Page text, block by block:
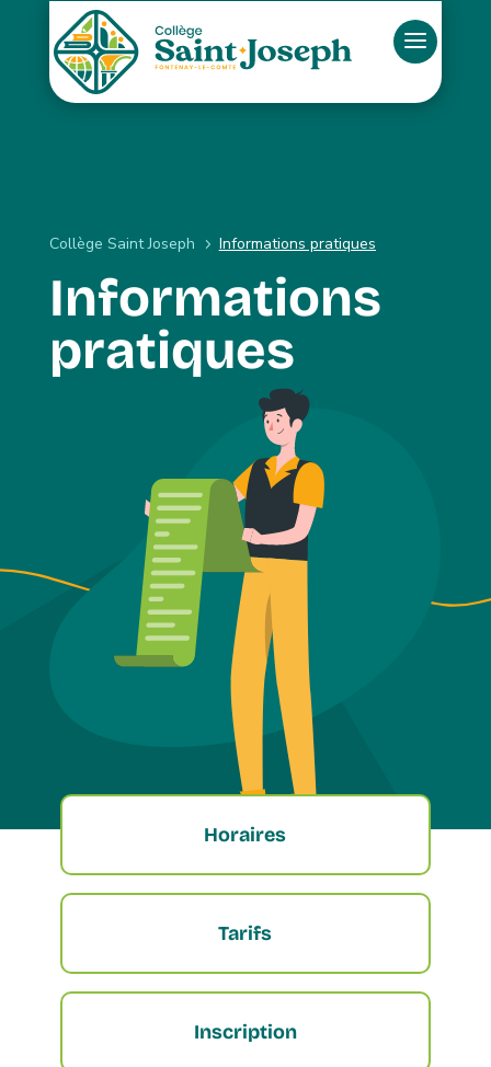
Collège Saint Joseph 5 Informations pratiques
Informations
pratiques
Horaires
Tarifs
Inscription